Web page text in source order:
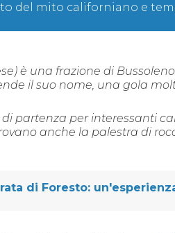
del mito californiano e
è una frazione di Bussoleno
il suo nome, una gola
partenza per interessanti
anche la palestra di
di Foresto: